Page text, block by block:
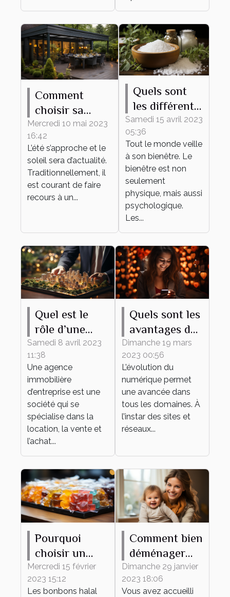
Comment
choisir sa
pergola
bioclimatique ?
Mercredi 10 mai 2023
16:42
L’été s’approche et le
soleil sera d’actualité.
Traditionnellement, il
est courant de faire
recours à un...
Quels sont
les différents
bienfaits des
sels de bain ?
Samedi 15 avril 2023
05:36
Tout le monde veille
à son bienêtre. Le
bienêtre est non
seulement
physique, mais aussi
psychologique.
Les...
Quel est le
rôle d’une
agence
immobilière
d’entreprise ?
Samedi 8 avril 2023
11:38
Une agence
immobilière
d’entreprise est une
société qui se
spécialise dans la
location, la vente et
l’achat...
Quels sont les
avantages du
recours à un
site de
rencontre ?
Dimanche 19 mars
2023 00:56
L’évolution du
numérique permet
une avancée dans
tous les domaines. À
l’instar des sites et
réseaux...
Pourquoi
choisir un
bonbon halal
?
Mercredi 15 février
2023 15:12
Les bonbons halal
Comment bien
déménager
avec votre
bébé ?
Dimanche 29 janvier
2023 18:06
Vous avez accueilli